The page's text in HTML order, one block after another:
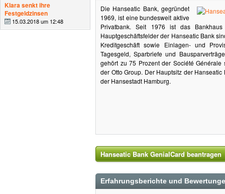
Klara senkt ihre
Festgeldzinsen
15.03.2018 um 12:48
Die Hanseatic Bank, gegründet
1969, ist eine bundesweit aktive
Privatbank. Seit 1976 ist das
Hauptgeschäftsfelder der Hanseatic Bank
Kreditgeschäft sowie Einlagen- und
Tagesgeld, Sparbriefe und
gehört zu 75 Prozent der Société Générale
der Otto Group. Der Hauptsitz der
der Hansestadt Hamburg.
Hanseatic Bank GenialCard beantragen
Erfahrungsberichte und